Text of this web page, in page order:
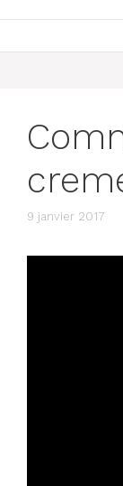
9 janvier 2017